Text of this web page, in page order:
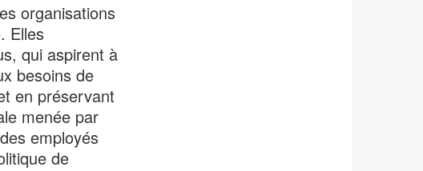
organisations
Elles
qui aspirent à
besoins de
en préservant
menée par
employés
de